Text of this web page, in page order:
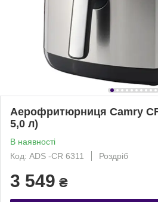
Аерофритюрниця Camry
5,0 л)
В наявності
Код: ADS -CR 6311
Роздріб
3 549 ₴